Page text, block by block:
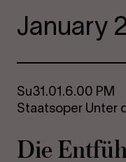
January
Su31.01.6.00 PM
Staatsoper Unter
Die